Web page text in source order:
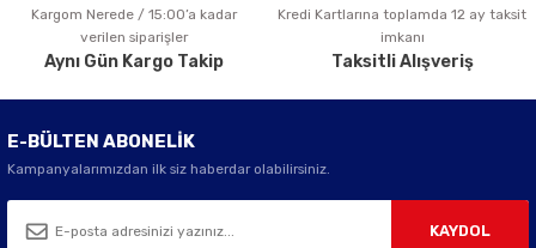
Kargom Nerede / 15:00’a kadar
verilen siparişler
Aynı Gün Kargo Takip
Kredi Kartlarına toplamda 12 ay taksit
imkanı
Taksitli Alışveriş
E-BÜLTEN ABONELİK
Kampanyalarımızdan ilk siz haberdar olabilirsiniz.
KAYDOL